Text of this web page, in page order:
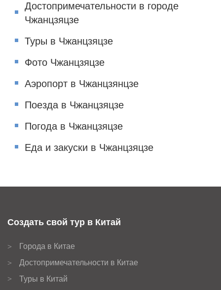
Достопримечательности в городе
Чжанцзяцзе
Туры в Чжанцзяцзе
Фото Чжанцзяцзе
Аэропорт в Чжанцзянцзе
Поезда в Чжанцзяцзе
Погода в Чжанцзяцзе
Еда и закуски в Чжанцзяцзе
Создать свой тур в Китай
>
Города в Китае
>
Достопримечательности в Китае
>
Туры в Китай